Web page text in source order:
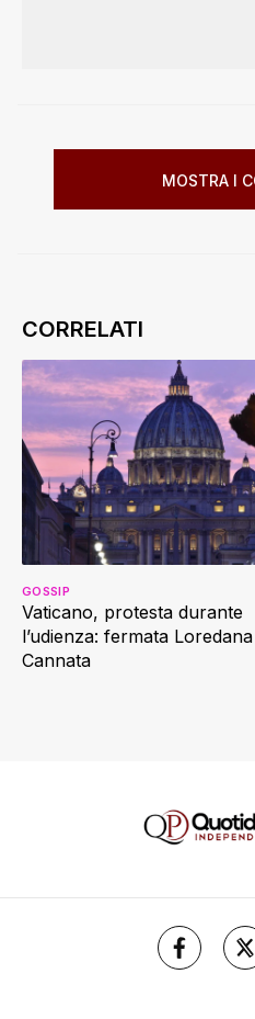
MOSTRA I
Vaticano, protesta durante
l’udienza: fermata Loredana
Cannata
GOSSIP